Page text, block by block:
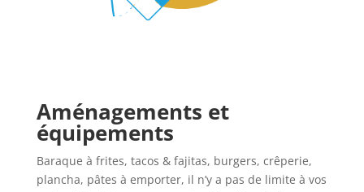
Aménagements et
équipements
Baraque à frites, tacos & fajitas, burgers, crêperie,
plancha, pâtes à emporter, il n’y a pas de limite à vos